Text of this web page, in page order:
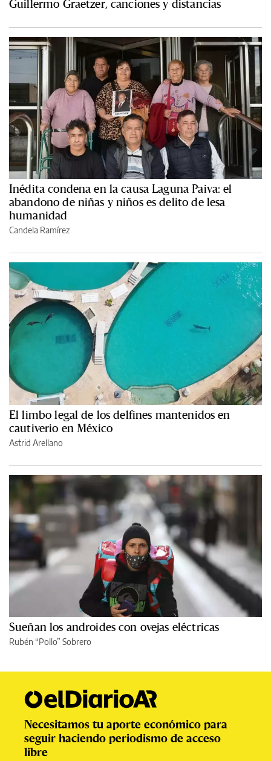
Guillermo Graetzer, canciones y distancias
Inédita condena en la causa Laguna Paiva: el
abandono de niñas y niños es delito de lesa
humanidad
Candela Ramírez
El limbo legal de los delfines mantenidos en
cautiverio en México
Astrid Arellano
Sueñan los androides con ovejas eléctricas
Rubén “Pollo” Sobrero
Necesitamos tu aporte económico para
seguir haciendo periodismo de acceso
libre